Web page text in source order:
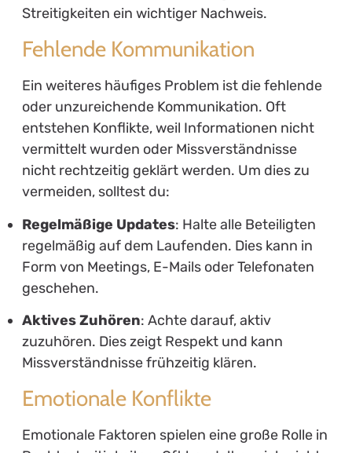
Streitigkeiten ein wichtiger Nachweis.
Fehlende Kommunikation
Ein weiteres häufiges Problem ist die fehlende
oder unzureichende Kommunikation. Oft
entstehen Konflikte, weil Informationen nicht
vermittelt wurden oder Missverständnisse
nicht rechtzeitig geklärt werden. Um dies zu
vermeiden, solltest du:
Regelmäßige Updates: Halte alle Beteiligten
regelmäßig auf dem Laufenden. Dies kann in
Form von Meetings, E-Mails oder Telefonaten
geschehen.
Aktives Zuhören: Achte darauf, aktiv
zuzuhören. Dies zeigt Respekt und kann
Missverständnisse frühzeitig klären.
Emotionale Konflikte
Emotionale Faktoren spielen eine große Rolle in